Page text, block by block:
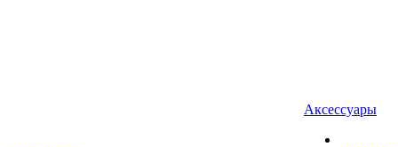
Аксессуары